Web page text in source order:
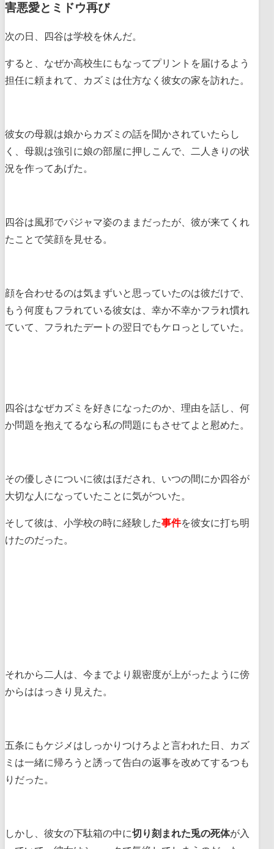
害悪愛とミドウ再び
次の日、四谷は学校を休んだ。
すると、なぜか高校生にもなってプリントを届けるよう
担任に頼まれて、カズミは仕方なく彼女の家を訪れた。
彼女の母親は娘からカズミの話を聞かされていたらし
く、母親は強引に娘の部屋に押しこんで、二人きりの状
況を作ってあげた。
四谷は風邪でパジャマ姿のままだったが、彼が来てくれ
たことで笑顔を見せる。
顔を合わせるのは気まずいと思っていたのは彼だけで、
もう何度もフラれている彼女は、幸か不幸かフラれ慣れ
ていて、フラれたデートの翌日でもケロっとしていた。
四谷はなぜカズミを好きになったのか、理由を話し、何
か問題を抱えてるなら私の問題にもさせてよと慰めた。
その優しさについに彼はほだされ、いつの間にか四谷が
大切な人になっていたことに気がついた。
そして彼は、小学校の時に経験した事件を彼女に打ち明
けたのだった。
それから二人は、今までより親密度が上がったように傍
からははっきり見えた。
五条にもケジメはしっかりつけろよと言われた日、カズ
ミは一緒に帰ろうと誘って告白の返事を改めてするつも
りだった。
しかし、彼女の下駄箱の中に切り刻まれた兎の死体が入